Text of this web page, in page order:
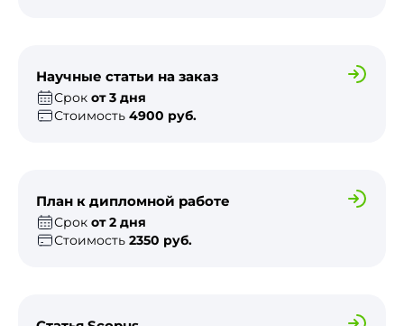
Научные статьи на заказ
Срок от 3 дня
Стоимость 4900 руб.
План к дипломной работе
Срок от 2 дня
Стоимость 2350 руб.